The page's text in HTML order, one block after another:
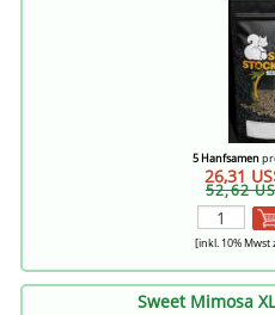
5 Hanfsamen
26,31
52,62
[inkl. 10% Mwst
Sweet Mimosa